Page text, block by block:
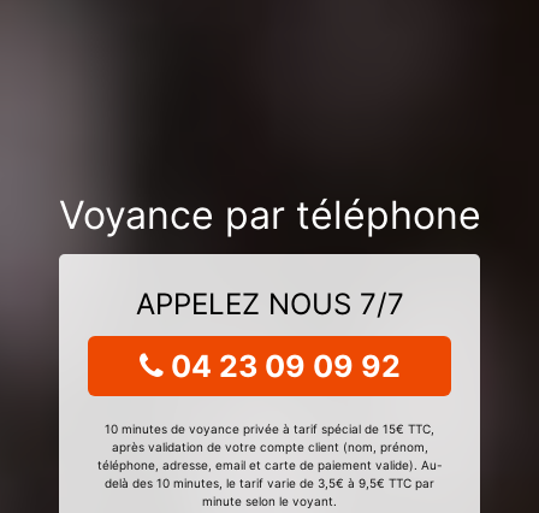
Voyance par téléphone
APPELEZ NOUS 7/7
04 23 09 09 92
10 minutes de voyance privée à tarif spécial de 15€ TTC,
après validation de votre compte client (nom, prénom,
téléphone, adresse, email et carte de paiement valide). Au-
delà des 10 minutes, le tarif varie de 3,5€ à 9,5€ TTC par
minute selon le voyant.